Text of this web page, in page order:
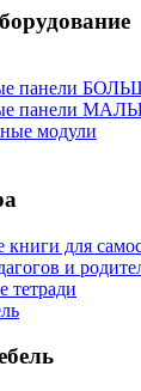
панели
панели
модули
для
и
тетради